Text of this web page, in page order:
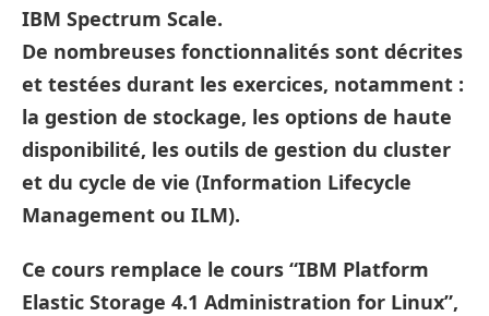
IBM Spectrum Scale.
De nombreuses fonctionnalités sont décrites
et testées durant les exercices, notamment :
la gestion de stockage, les options de haute
disponibilité, les outils de gestion du cluster
et du cycle de vie (Information Lifecycle
Management ou ILM).
Ce cours remplace le cours “IBM Platform
Elastic Storage 4.1 Administration for Linux”,